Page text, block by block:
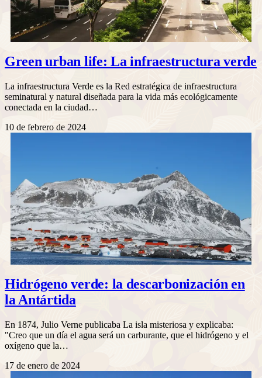
Green urban life: La infraestructura verde
La infraestructura Verde es la Red estratégica de infraestructura
seminatural y natural diseñada para la vida más ecológicamente
conectada en la ciudad…
10 de febrero de 2024
Hidrógeno verde: la descarbonización en
la Antártida
En 1874, Julio Verne publicaba La isla misteriosa y explicaba:
"Creo que un día el agua será un carburante, que el hidrógeno y el
oxígeno que la…
17 de enero de 2024